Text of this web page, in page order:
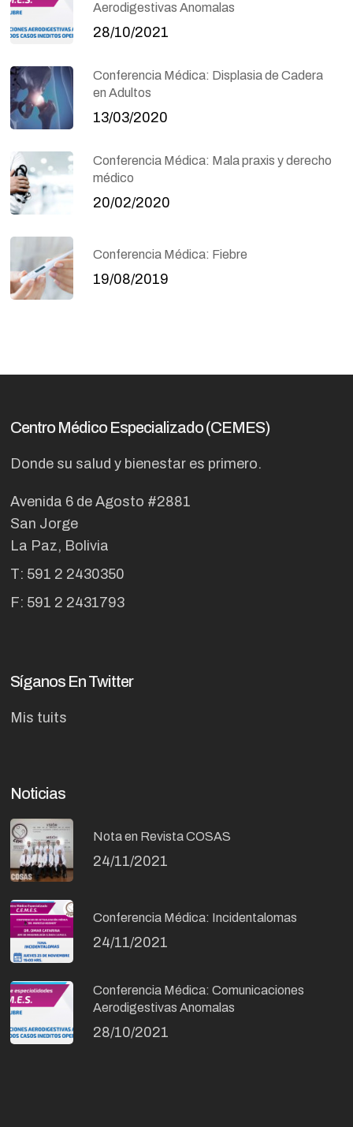
Aerodigestivas Anomalas
28/10/2021
Conferencia Médica: Displasia de Cadera
en Adultos
13/03/2020
Conferencia Médica: Mala praxis y derecho
médico
20/02/2020
Conferencia Médica: Fiebre
19/08/2019
Centro Médico Especializado (CEMES)
Donde su salud y bienestar es primero.
Avenida 6 de Agosto #2881
San Jorge
La Paz, Bolivia
T: 591 2 2430350
F: 591 2 2431793
Síganos En Twitter
Mis tuits
Noticias
Nota en Revista COSAS
24/11/2021
Conferencia Médica: Incidentalomas
24/11/2021
Conferencia Médica: Comunicaciones
Aerodigestivas Anomalas
28/10/2021